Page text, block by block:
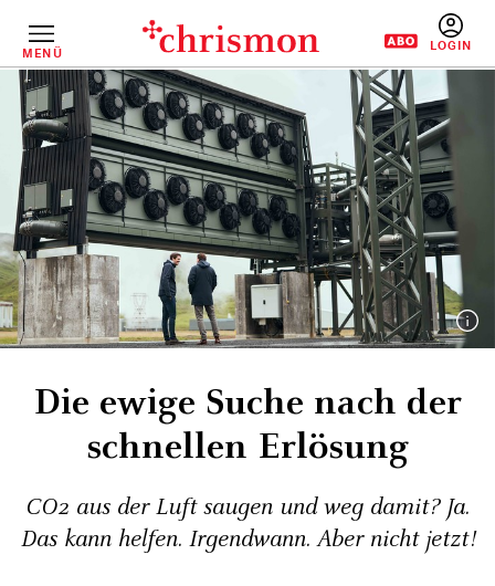
InhaltMENÜ
Die ewige Suche nach der
schnellen Erlösung
CO2 aus der Luft saugen und weg damit? Ja.
Das kann helfen. Irgendwann. Aber nicht jetzt!